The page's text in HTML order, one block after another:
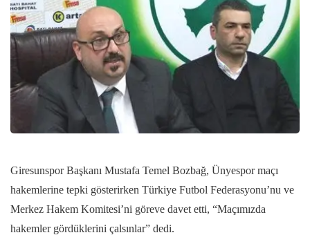
Giresunspor Başkanı Mustafa Temel Bozbağ, Ünyespor maçı
hakemlerine tepki gösterirken Türkiye Futbol Federasyonu’nu ve
Merkez Hakem Komitesi’ni göreve davet etti, “Maçımızda
hakemler gördüklerini çalsınlar” dedi.